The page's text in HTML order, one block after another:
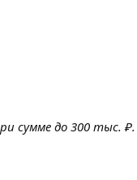
сумме до 300 тыс. ₽.